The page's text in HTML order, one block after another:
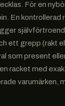
För en
En kontrollerad
ett grepp (rakt
som present
racket med
varumärken,